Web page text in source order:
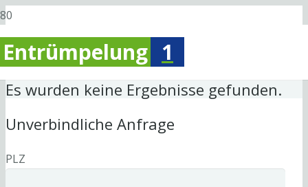
Entrümpelung 1
Es wurden keine Ergebnisse gefunden.
Unverbindliche Anfrage
PLZ